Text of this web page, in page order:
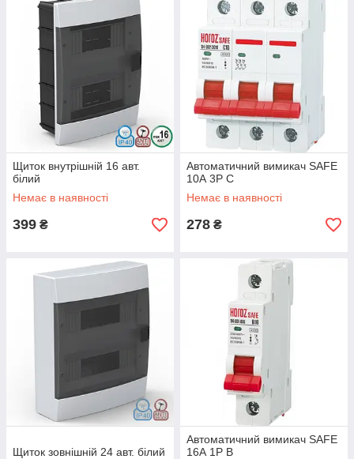
Щиток внутрішній 16 авт.
білий
Немає в наявності
399 ₴
Автоматичний вимикач SAFE
10А 3P С
Немає в наявності
278 ₴
Щиток зовнішній 24 авт. білий
Автоматичний вимикач SAFE
16А 1P В